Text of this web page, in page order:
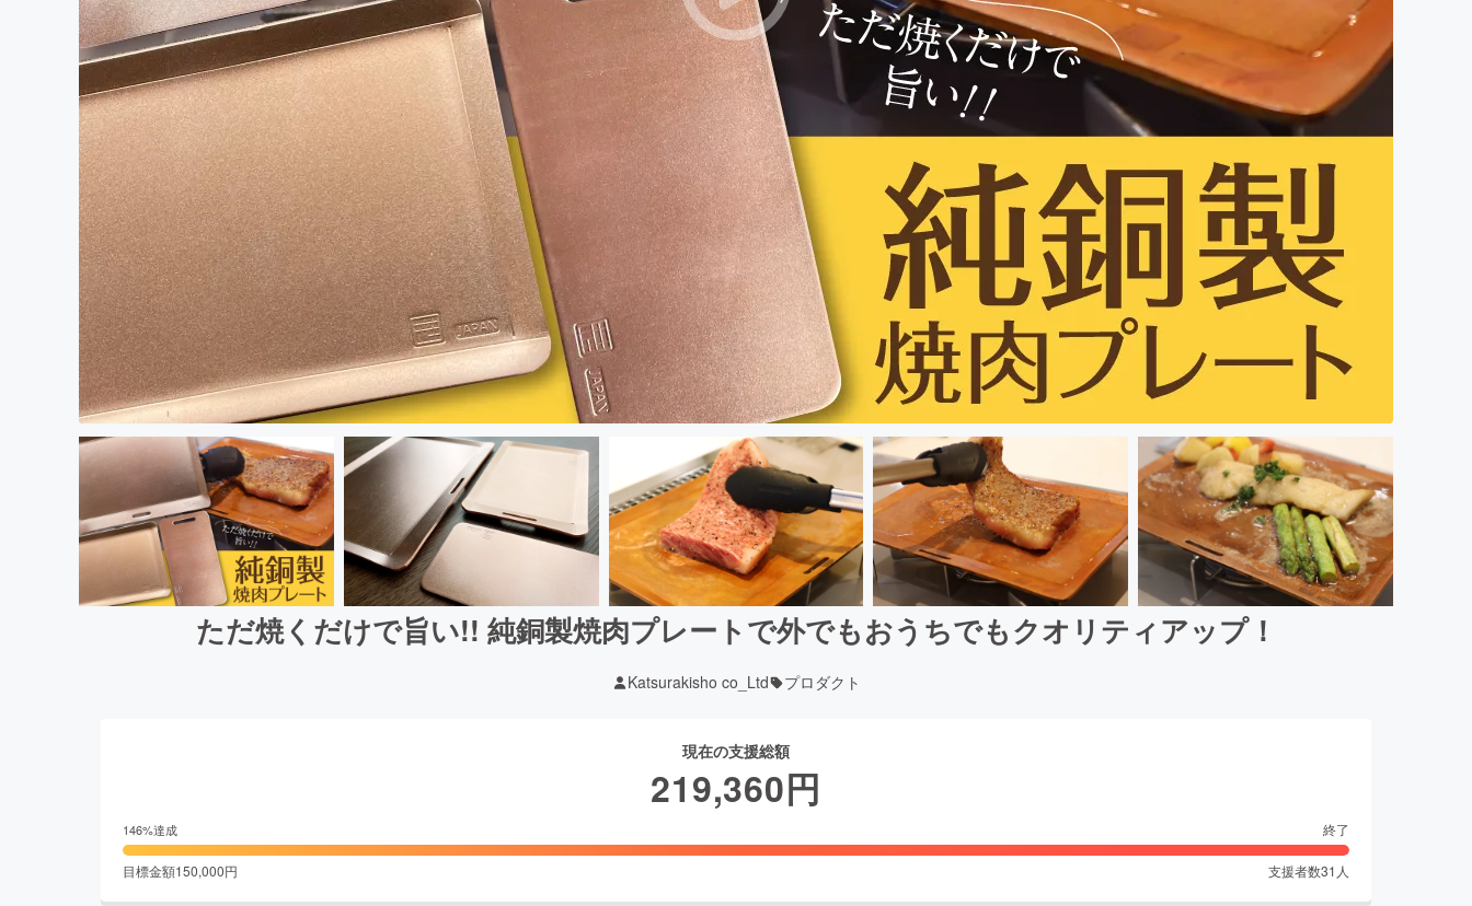
ただ焼くだけで旨い!! 純銅製焼肉プレートで外でもおうちでもクオリティアップ！
Katsurakisho co_Ltd プロダクト
現在の支援総額
219,360円
146%達成 終了
目標金額150,000円 支援者数31 人